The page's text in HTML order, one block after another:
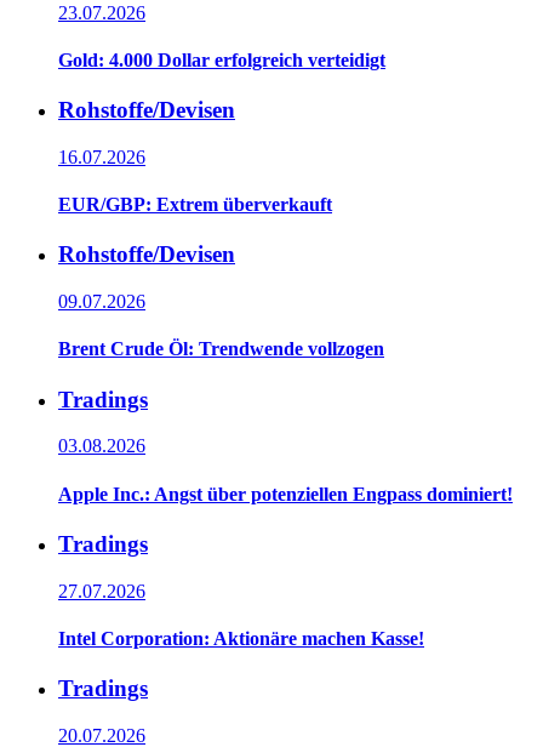
23.07.2026
Gold: 4.000 Dollar erfolgreich verteidigt
Rohstoffe/Devisen
16.07.2026
EUR/GBP: Extrem überverkauft
Rohstoffe/Devisen
09.07.2026
Brent Crude Öl: Trendwende vollzogen
Tradings
03.08.2026
Apple Inc.: Angst über potenziellen Engpass dominiert!
Tradings
27.07.2026
Intel Corporation: Aktionäre machen Kasse!
Tradings
20.07.2026